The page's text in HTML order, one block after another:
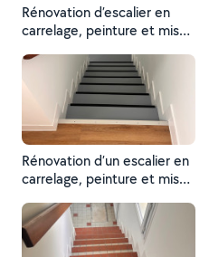
Rénovation d’escalier en
carrelage, peinture et mise
Rénovation d’un escalier en
carrelage, peinture et mise